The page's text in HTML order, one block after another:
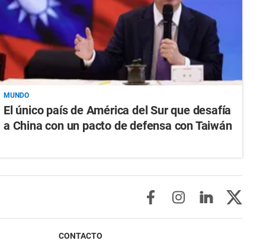
MUNDO
El único país de América del Sur que desafía
a China con un pacto de defensa con Taiwán
CONTACTO